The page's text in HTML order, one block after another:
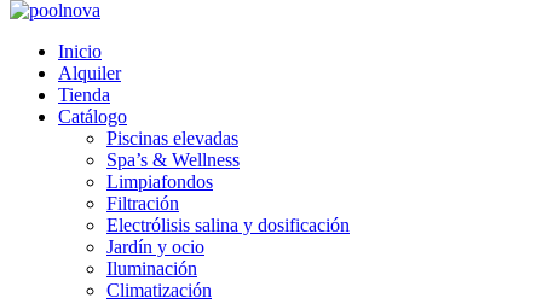
Inicio
Alquiler
Tienda
Catálogo
Piscinas elevadas
Spa’s & Wellness
Limpiafondos
Filtración
Electrólisis salina y dosificación
Jardín y ocio
Iluminación
Climatización